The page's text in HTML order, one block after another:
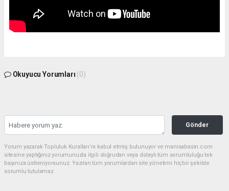
Okuyucu Yorumları (0)
Gönder
Yorum yazarak Topluluk Kuralları’nı kabul etmiş bulunuyor ve manisabasin.com
sitesine yaptığınız yorumunuzla ilgili doğrudan veya dolaylı tüm sorumluluğu tek
başınıza üstleniyorsunuz. Yazılan tüm yorumlardan site yönetimi hiçbir şekilde
sorumlu tutulamaz.